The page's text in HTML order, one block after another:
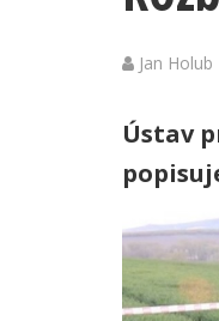
Jan Holub
Ústav